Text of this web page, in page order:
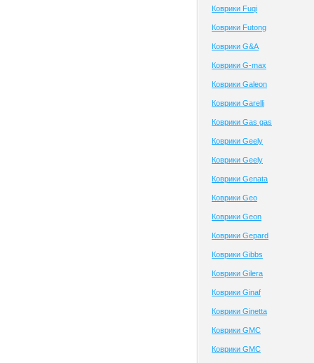
Коврики Fuqi
Коврики Futong
Коврики G&A
Коврики G-max
Коврики Galeon
Коврики Garelli
Коврики Gas gas
Коврики Geely
Коврики Geely
Коврики Genata
Коврики Geo
Коврики Geon
Коврики Gepard
Коврики Gibbs
Коврики Gilera
Коврики Ginaf
Коврики Ginetta
Коврики GMC
Коврики GMC